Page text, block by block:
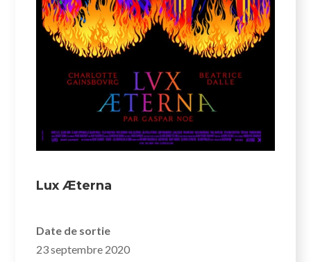
Lux Æterna
Date de sortie
23 septembre 2020